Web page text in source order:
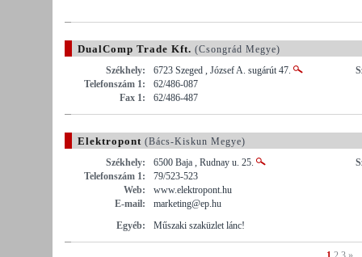
DualComp Trade Kft. (Csongrád Megye)
Székhely:
6723 Szeged , József A. sugárút 47.
Telefonszám 1:
62/486-087
Fax 1:
62/486-487
Elektropont (Bács-Kiskun Megye)
Székhely:
6500 Baja , Rudnay u. 25.
Telefonszám 1:
79/523-523
Web:
www.elektropont.hu
E-mail:
marketing@ep.hu
Egyéb:
Műszaki szaküzlet lánc!